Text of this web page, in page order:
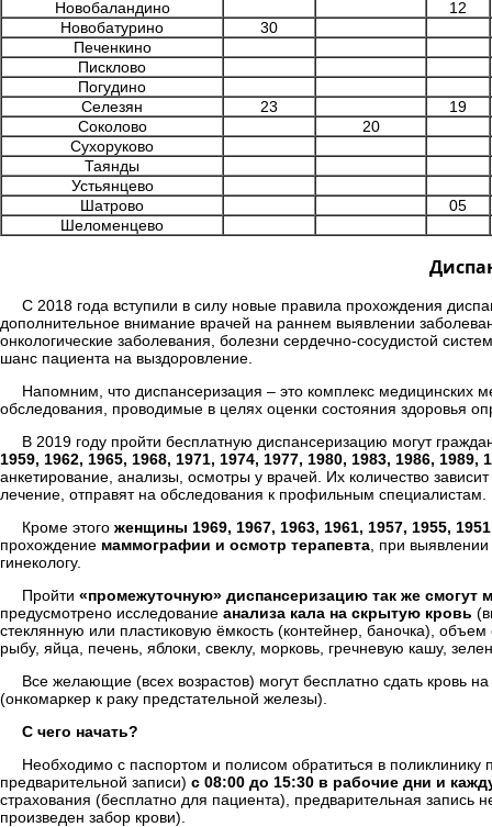
Новобаландино
12
Новобатурино
30
Печенкино
Писклово
Погудино
Селезян
23
19
Соколово
20
Сухоруково
Таянды
Устьянцево
Шатрово
05
Шеломенцево
С 2018 года вступили в силу новые правила прохождения
дополнительное внимание врачей на раннем выявлении
онкологические заболевания, болезни сердечно-сосудистой
шанс пациента на выздоровление.
Напомним, что диспансеризация – это комплекс
обследования, проводимые в целях оценки состояния здоровья
В 2019 году пройти бесплатную диспансеризацию могут
1959, 1962, 1965, 1968, 1971, 1974, 1977, 1980, 1983, 1986, 1989,
анкетирование, анализы, осмотры у врачей. Их количество
лечение, отправят на обследования к профильным специалистам.
Кроме этого женщины 1969, 1967, 1963, 1961, 1957, 1955, 1951
прохождение маммографии и осмотр терапевта , при
гинекологу.
Пройти «промежуточную» диспансеризацию так же смогут
предусмотрено исследование анализа кала на скрытую кровь
стеклянную или пластиковую ёмкость (контейнер, баночка),
рыбу, яйца, печень, яблоки, свеклу, морковь, гречневую кашу,
Все желающие (всех возрастов) могут бесплатно сдать
(онкомаркер к раку предстательной железы).
С чего начать?
Необходимо с паспортом и полисом обратиться в поликлинику
предварительной записи) с 08:00 до 15:30 в рабочие дни и
страхования (бесплатно для пациента), предварительная
произведен забор крови).